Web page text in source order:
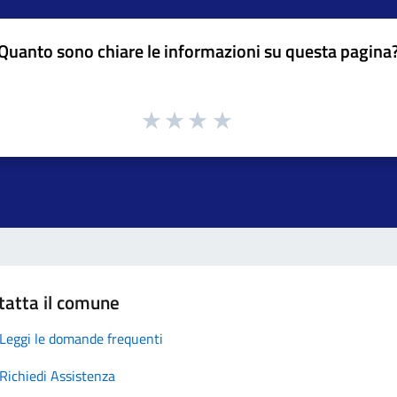
sono chiare le informazioni su questa
il comune
Leggi le domande frequenti
Richiedi Assistenza